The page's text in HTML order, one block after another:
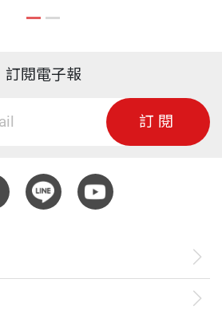
訂閱電子報
訂閱